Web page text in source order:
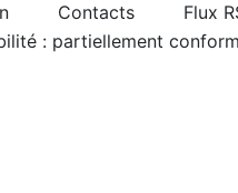
Contacts
Flux
: partiellement